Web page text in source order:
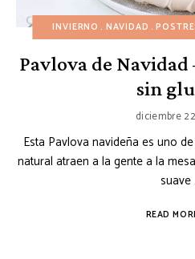
INVIERNO NAVIDAD
Pavlova de
sin
diciembre
Esta Pavlova navideña es uno
natural atraen a la gente a la
suave
READ